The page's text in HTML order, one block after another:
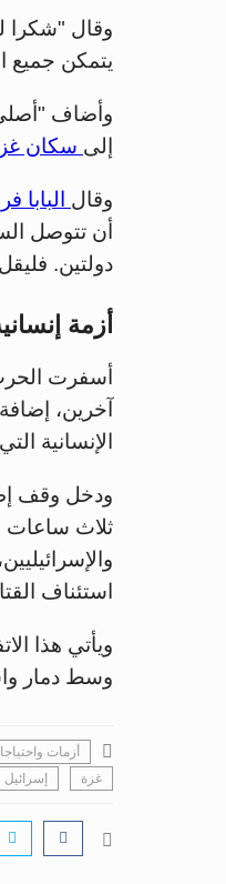
وقال "شكرا
يتمكن جميع
وأضاف
إلى سكان
وقال البابا
أن تتوصل
دولتين.
أزمة
الإنسانية
ودخل وقف
ثلاث ساعات
استئناف
ويأتي هذا
وسط دمار
أزمات
غزة
إسرائيل